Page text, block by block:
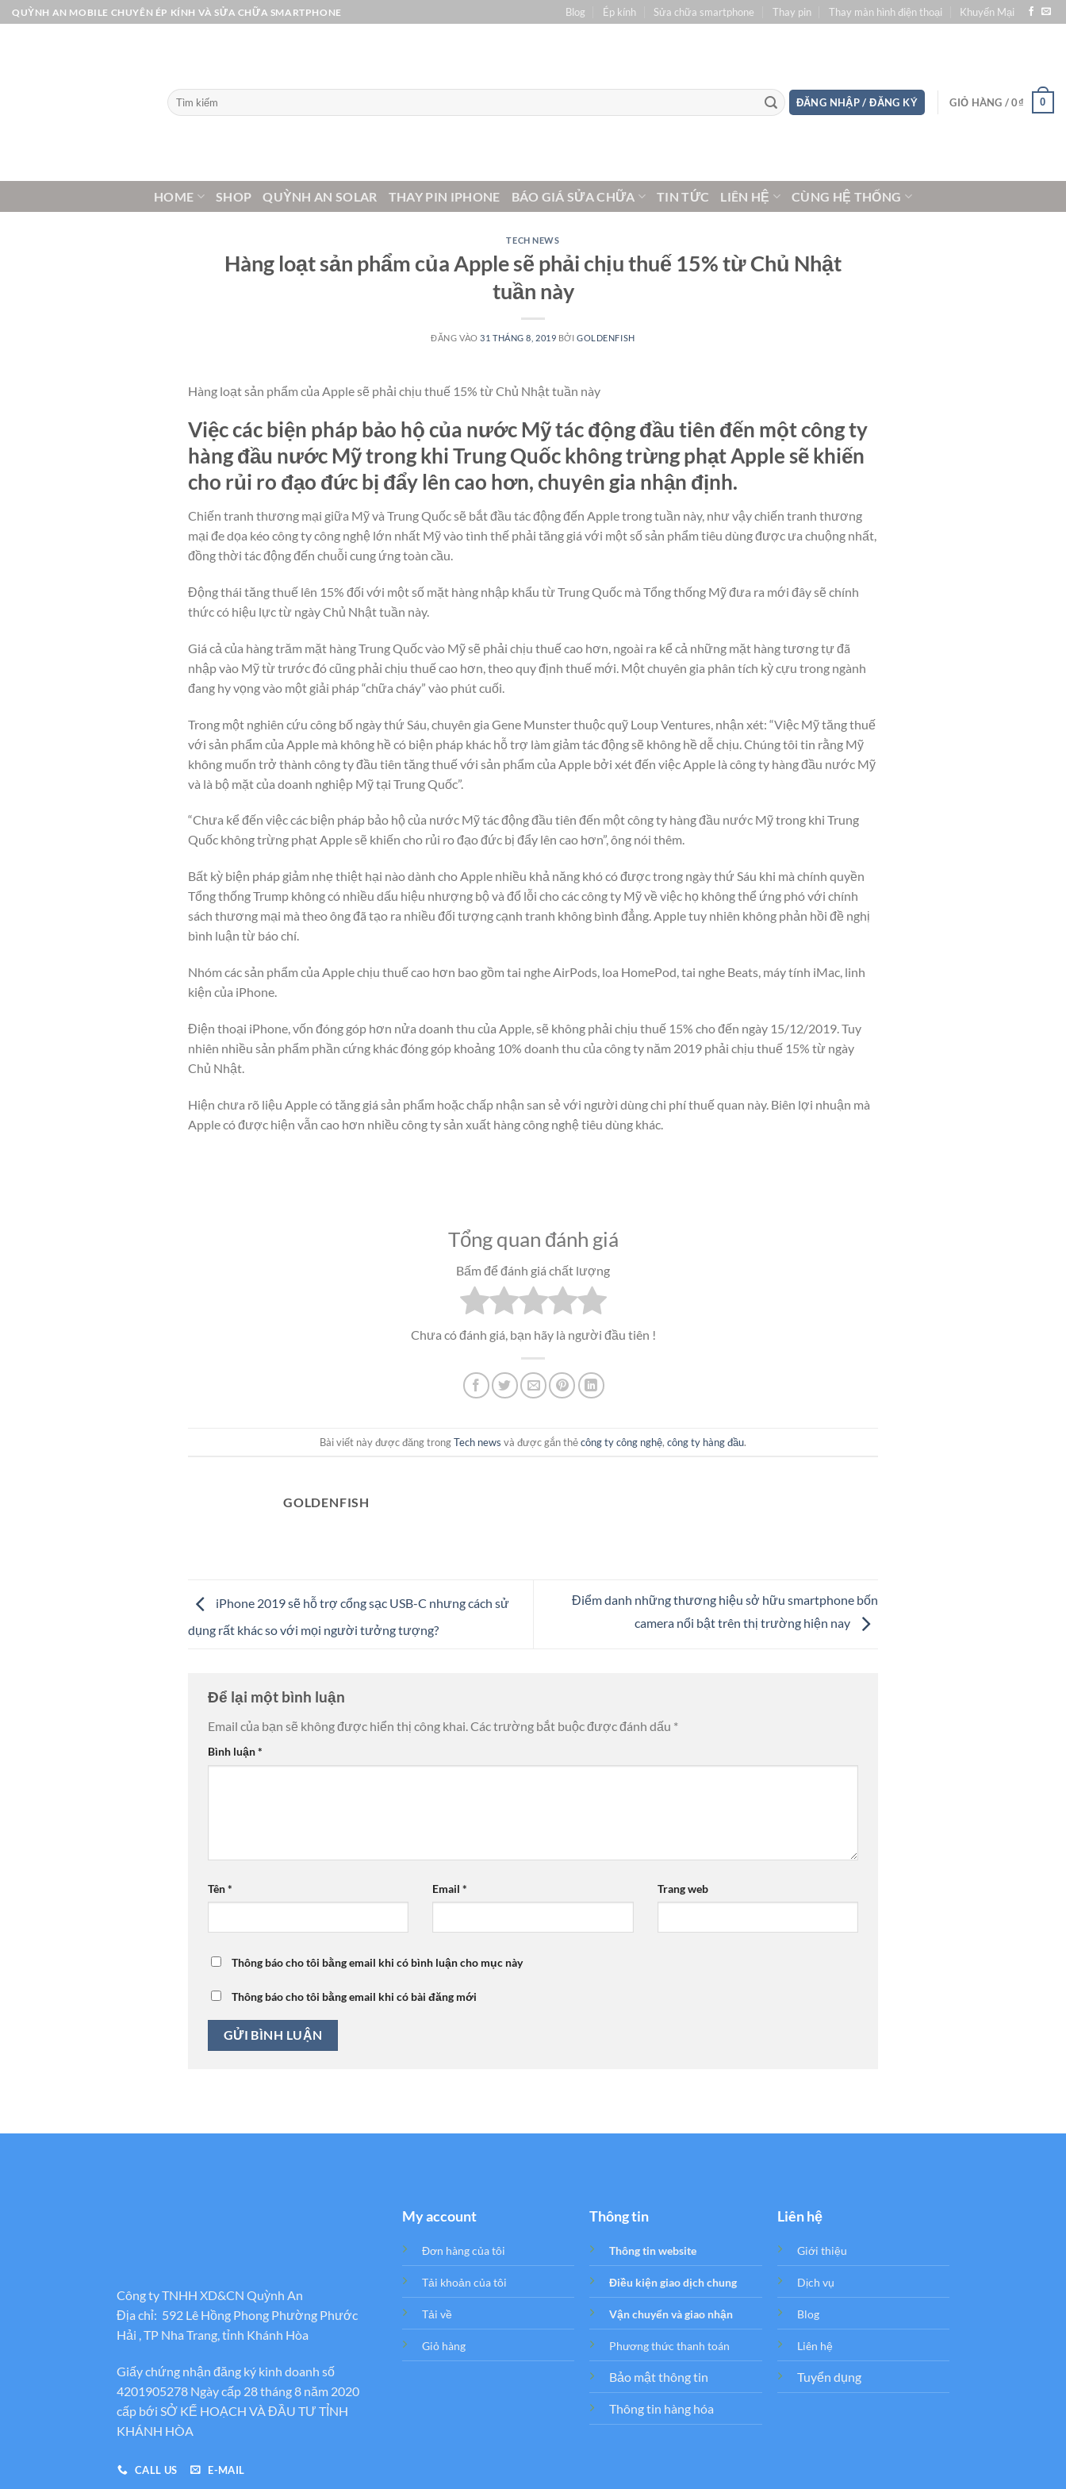
Bỏ
qua
QUỲNH AN MOBILE CHUYÊN ÉP KÍNH VÀ SỬA CHỮA SMARTPHONE Blog Ép kính Sửa chữa smartphone Thay pin Thay màn hình điện thoại Khuyến Mại
Tìm
kiếm:
ĐĂNG NHẬP / ĐĂNG KÝ GIỎ HÀNG /0₫ 0
HOME SHOP QUỲNH AN SOLAR THAY PIN IPHONE BÁO GIÁ SỬA CHỮA TIN TỨC LIÊN HỆ CÙNG HỆ THỐNG
TECH NEWS
Hàng loạt sản phẩm của Apple sẽ phải chịu thuế 15% từ Chủ Nhật
tuần này
ĐĂNG VÀO 31 THÁNG 8, 2019 BỞIGOLDENFISH
Hàng loạt sản phẩm của Apple sẽ phải chịu thuế 15% từ Chủ Nhật tuần này
Việc các biện pháp bảo hộ của nước Mỹ tác động đầu tiên đến một công ty
hàng đầu nước Mỹ trong khi Trung Quốc không trừng phạt Apple sẽ khiến
cho rủi ro đạo đức bị đẩy lên cao hơn, chuyên gia nhận định.
Chiến tranh thương mại giữa Mỹ và Trung Quốc sẽ bắt đầu tác động đến Apple trong tuần này, như vậy chiến tranh thương
mại đe dọa kéo công ty công nghệ lớn nhất Mỹ vào tình thế phải tăng giá với một số sản phẩm tiêu dùng được ưa chuộng nhất,
đồng thời tác động đến chuỗi cung ứng toàn cầu.
Động thái tăng thuế lên 15% đối với một số mặt hàng nhập khẩu từ Trung Quốc mà Tổng thống Mỹ đưa ra mới đây sẽ chính
thức có hiệu lực từ ngày Chủ Nhật tuần này.
Giá cả của hàng trăm mặt hàng Trung Quốc vào Mỹ sẽ phải chịu thuế cao hơn, ngoài ra kể cả những mặt hàng tương tự đã
nhập vào Mỹ từ trước đó cũng phải chịu thuế cao hơn, theo quy định thuế mới. Một chuyên gia phân tích kỳ cựu trong ngành
đang hy vọng vào một giải pháp “chữa cháy” vào phút cuối.
Trong một nghiên cứu công bố ngày thứ Sáu, chuyên gia Gene Munster thuộc quỹ Loup Ventures, nhận xét: “Việc Mỹ tăng thuế
với sản phẩm của Apple mà không hề có biện pháp khác hỗ trợ làm giảm tác động sẽ không hề dễ chịu. Chúng tôi tin rằng Mỹ
không muốn trở thành công ty đầu tiên tăng thuế với sản phẩm của Apple bởi xét đến việc Apple là công ty hàng đầu nước Mỹ
và là bộ mặt của doanh nghiệp Mỹ tại Trung Quốc”.
“Chưa kể đến việc các biện pháp bảo hộ của nước Mỹ tác động đầu tiên đến một công ty hàng đầu nước Mỹ trong khi Trung
Quốc không trừng phạt Apple sẽ khiến cho rủi ro đạo đức bị đẩy lên cao hơn”, ông nói thêm.
Bất kỳ biện pháp giảm nhẹ thiệt hại nào dành cho Apple nhiều khả năng khó có được trong ngày thứ Sáu khi mà chính quyền
Tổng thống Trump không có nhiều dấu hiệu nhượng bộ và đổ lỗi cho các công ty Mỹ về việc họ không thể ứng phó với chính
sách thương mại mà theo ông đã tạo ra nhiều đối tượng cạnh tranh không bình đẳng. Apple tuy nhiên không phản hồi đề nghị
bình luận từ báo chí.
Nhóm các sản phẩm của Apple chịu thuế cao hơn bao gồm tai nghe AirPods, loa HomePod, tai nghe Beats, máy tính iMac, linh
kiện của iPhone.
Điện thoại iPhone, vốn đóng góp hơn nửa doanh thu của Apple, sẽ không phải chịu thuế 15% cho đến ngày 15/12/2019. Tuy
nhiên nhiều sản phẩm phần cứng khác đóng góp khoảng 10% doanh thu của công ty năm 2019 phải chịu thuế 15% từ ngày
Chủ Nhật.
Hiện chưa rõ liệu Apple có tăng giá sản phẩm hoặc chấp nhận san sẻ với người dùng chi phí thuế quan này. Biên lợi nhuận mà
Apple có được hiện vẫn cao hơn nhiều công ty sản xuất hàng công nghệ tiêu dùng khác.
Tổng quan đánh giá
Bấm để đánh giá chất lượng
Chưa có đánh giá, bạn hãy là người đầu tiên !
Bài viết này được đăng trongTech news và được gắn thẻcông ty công nghệ, công ty hàng đầu.
GOLDENFISH
iPhone 2019 sẽ hỗ trợ cổng sạc USB-C nhưng cách sử
dụng rất khác so với mọi người tưởng tượng?
Điểm danh những thương hiệu sở hữu smartphone bốn
camera nổi bật trên thị trường hiện nay
Để lại một bình luận
Email của bạn sẽ không được hiển thị công khai.Các trường bắt buộc được đánh dấu *
Bình luận*
Tên* Email* Trang web
Thông báo cho tôi bằng email khi có bình luận cho mục này
Thông báo cho tôi bằng email khi có bài đăng mới
Công ty TNHH XD&CN Quỳnh An
Địa chỉ: 592 Lê Hồng Phong Phường Phước
Hải , TP Nha Trang, tỉnh Khánh Hòa
Giấy chứng nhận đăng ký kinh doanh số
4201905278 Ngày cấp 28 tháng 8 năm 2020
cấp bới SỞ KẾ HOẠCH VÀ ĐẦU TƯ TỈNH
KHÁNH HÒA
CALL US E-MAIL
My account
Đơn hàng của tôi
Tải khoản của tôi
Tải về
Giỏ hàng
Thông tin
Thông tin website
Điều kiện giao dịch chung
Vận chuyển và giao nhận
Phương thức thanh toán
Bảo mật thông tin
Thông tin hàng hóa
Liên hệ
Giới thiệu
Dịch vụ
Blog
Liên hệ
Tuyển dụng